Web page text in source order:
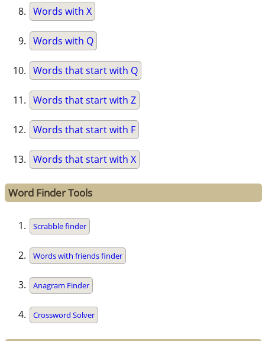
Words with X
Words with Q
Words that start with Q
Words that start with Z
Words that start with F
Words that start with X
Word Finder Tools
Scrabble finder
Words with friends finder
Anagram Finder
Crossword Solver